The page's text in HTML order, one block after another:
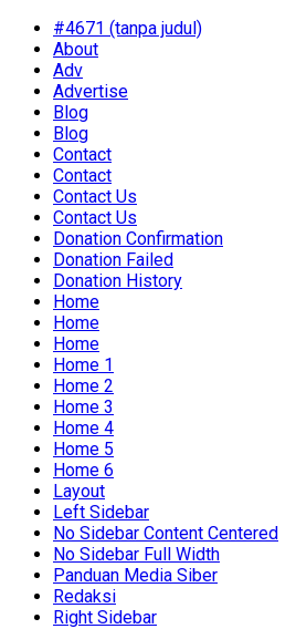
#4671 (tanpa judul)
About
Adv
Advertise
Blog
Blog
Contact
Contact
Contact Us
Contact Us
Donation Confirmation
Donation Failed
Donation History
Home
Home
Home
Home 1
Home 2
Home 3
Home 4
Home 5
Home 6
Layout
Left Sidebar
No Sidebar Content Centered
No Sidebar Full Width
Panduan Media Siber
Redaksi
Right Sidebar